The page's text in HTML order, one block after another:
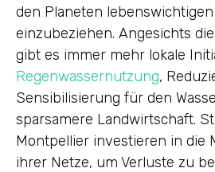
den Planeten
einzubeziehen. Angesichts
gibt es immer mehr lokale
Regenwassernutzung,
Sensibilisierung für den
sparsamere Landwirtschaft.
Montpellier investieren in die
ihrer Netze, um Verluste zu